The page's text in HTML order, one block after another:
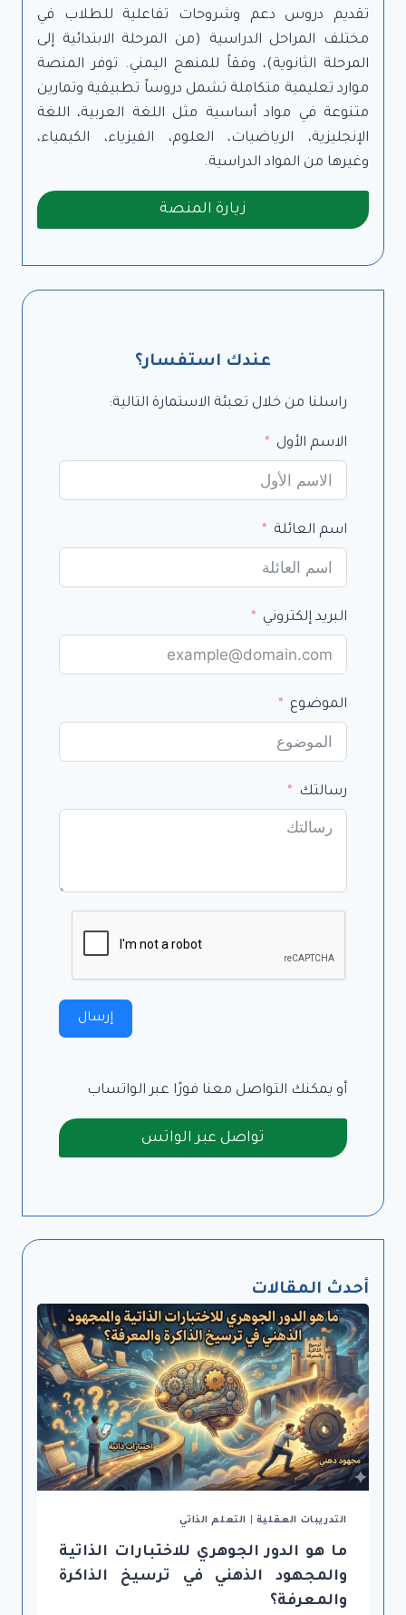
تقديم دروس دعم وشروحات تفاعلية للطلاب في
مختلف المراحل الدراسية (من المرحلة الابتدائية إلى
المرحلة الثانوية)، وفقاً للمنهج اليمني. توفر المنصة
موارد تعليمية متكاملة تشمل دروساً تطبيقية وتمارين
متنوعة في مواد أساسية مثل اللغة العربية، اللغة
الإنجليزية، الرياضيات، العلوم، الفيزياء، الكيمياء،
وغيرها من المواد الدراسية.
زيارة المنصة
عندك استفسار؟
راسلنا من خلال تعبئة الاستمارة التالية:
الاسم الأول
اسم العائلة
البريد إلكتروني
الموضوع
رسالتك
إرسال
أو يمكنك التواصل معنا فورًا عبر الواتساب
تواصل عبر الواتس
أحدث المقالات
التدريبات العقلية التعلم الذاتي
ما هو الدور الجوهري للاختبارات الذاتية
والمجهود الذهني في ترسيخ الذاكرة
والمعرفة؟